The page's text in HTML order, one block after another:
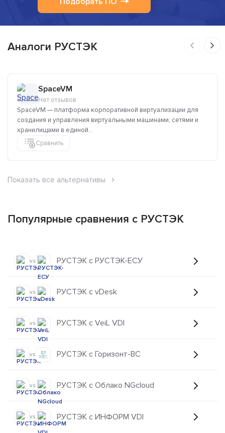
Аналоги РУСТЭК
SpaceVM
Нет отзывов
SpaceVM — платформа корпоративной виртуализации для
создания и управления виртуальными машинами, сетями и
хранилищами в единой...
Сравнить
Показать все альтернативы
Популярные сравнения с РУСТЭК
vs РУСТЭК с РУСТЭК-ЕСУ
vs РУСТЭК с vDesk
vs РУСТЭК с VeiL VDI
vs РУСТЭК с Горизонт-ВС
vs РУСТЭК с Облако NGcloud
vs РУСТЭК с ИНФОРМ VDI